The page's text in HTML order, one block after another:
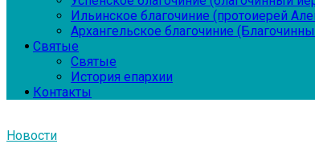
Ильинское благочиние (протоиерей
Архангельское благочиние
Святые
Святые
История епархии
Контакты
Новости